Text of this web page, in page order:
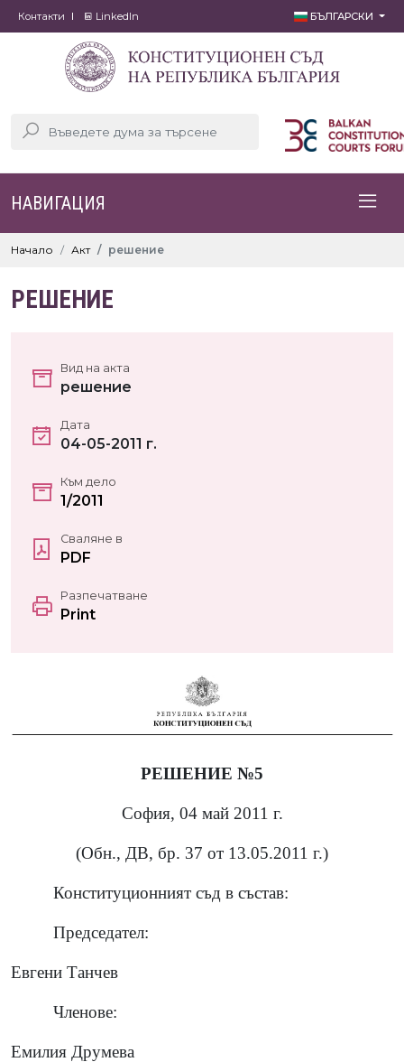
Контакти LinkedIn БЪЛГАРСКИ
НАВИГАЦИЯ
Начало Акт решение
РЕШЕНИЕ
Вид на акта
решение
Дата
04-05-2011 г.
Към дело
1/2011
Сваляне в
PDF
Разпечатване
Print
РЕШЕНИЕ №5
София, 04 май 2011 г.
(Обн., ДВ, бр. 37 от 13.05.2011 г.)
Конституционният съд в състав:
Председател:
Евгени Танчев
Членове:
Емилия Друмева